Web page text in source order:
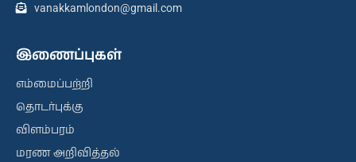
vanakkamlondon@gmail.com
இணைப்புகள்
எம்மைப்பற்றி
தொடர்புக்கு
விளம்பரம்
மரண அறிவித்தல்